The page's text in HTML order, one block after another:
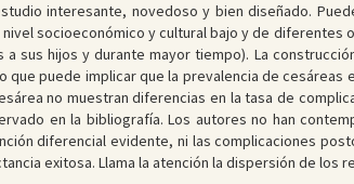
interesante, novedoso y bien diseñado.
socioeconómico y cultural bajo y de diferentes
a sus hijos y durante mayor tiempo). La
puede implicar que la prevalencia de
no muestran diferencias en la tasa de
en la bibliografía. Los autores no han
diferencial evidente, ni las complicaciones
exitosa. Llama la atención la dispersión de los